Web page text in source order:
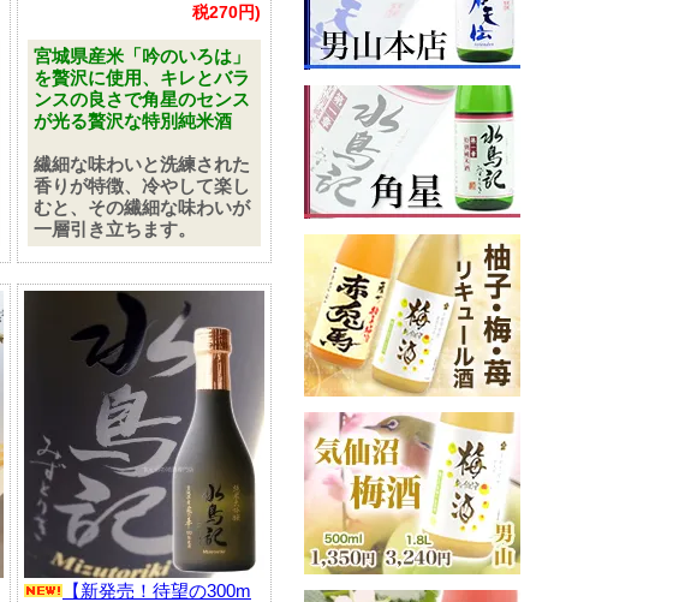
税270円)
宮城県産米「吟のいろは」
を贅沢に使用、キレとバラ
ンスの良さで角星のセンス
が光る贅沢な特別純米酒
繊細な味わいと洗練された
香りが特徴、冷やして楽し
むと、その繊細な味わいが
一層引き立ちます。
【新発売！待望の300m